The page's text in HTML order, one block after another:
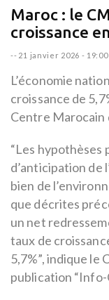
Maroc : le
croissance
-- 21 janvier 2026 - 19:00
L’économie
croissance de
Centre Marocain
“Les
d’anticipation de
bien de
que décrites
un net
taux de
5,7%”, indique le
publication “Info-